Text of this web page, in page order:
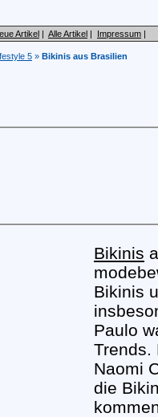
Artikel | Alle Artikel | Impressum |
5 » Bikinis aus Brasilien
Bikinis
Bikinis
Paulo
Trends.
Naomi
die